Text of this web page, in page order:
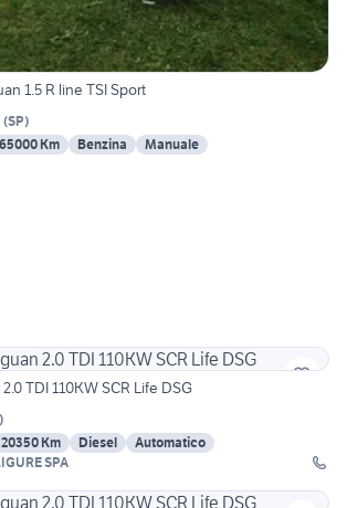
1.5 R line TSI Sport
(SP)
65000 Km Benzina Manuale
TDI 110KW SCR Life DSG
)
20350 Km Diesel
Automatico
SPA